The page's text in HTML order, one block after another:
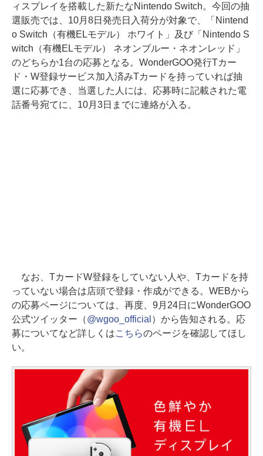
ィスプレイを搭載した新たなNintendo Switch。今回の抽
選販売では、10月8日発売日入荷分が対象で、「Nintend
o Switch（有機ELモデル） ホワイト」及び「Nintendo S
witch（有機ELモデル） ネオンブルー・ネオンレッド」
のどちらか1台の応募となる。WonderGOO発行Tカー
ド・W登録サービス加入済みTカードを持っていれば抽
選に応募でき、当選した人には、応募時に記載された電
話番号宛てに、10月3日までに連絡が入る。
なお、TカードW登録をしていない人や、Tカードを持
っていない場合は店頭で登録・作成ができる。WEBから
の応募ページについては、再度、9月24日にWonderGOO
公式ツイッター（@wgoo_official ）から告知される。応
募についてなど詳しくはこちらのページを確認してほし
い。